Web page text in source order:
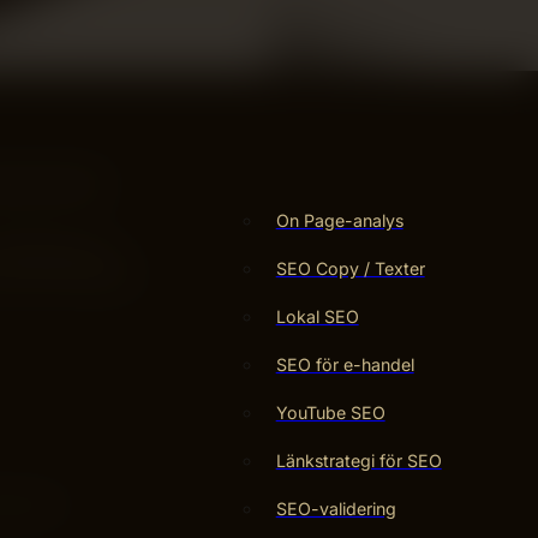
On Page-analys
SEO Copy / Texter
Lokal SEO
SEO för e-handel
YouTube SEO
Länkstrategi för SEO
SEO-validering
sätt att
I
fokusera
en